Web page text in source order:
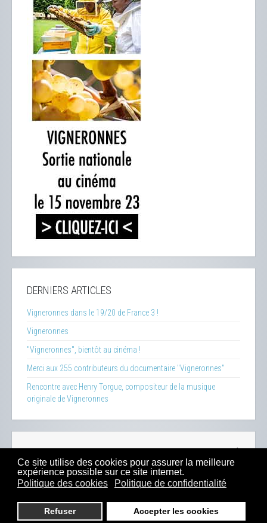
Ce site utilise des cookies pour assurer la meilleure
expérience possible sur ce site internet.
Politique des cookies
Politique de confidentialité
Refuser Accepter les cookies
DERNIERS ARTICLES
Vigneronnes dans le 19/20 de France 3 !
Vigneronnes
"Vigneronnes", bientôt au cinéma !
Merci aux 255 contributeurs du documentaire "Vigneronnes"
Rencontre avec Henry Torgue, compositeur de la musique
originale de Vigneronnes
100% Bio-Presse -Sitemap -Mentions Légales-Contacts
- Boutique